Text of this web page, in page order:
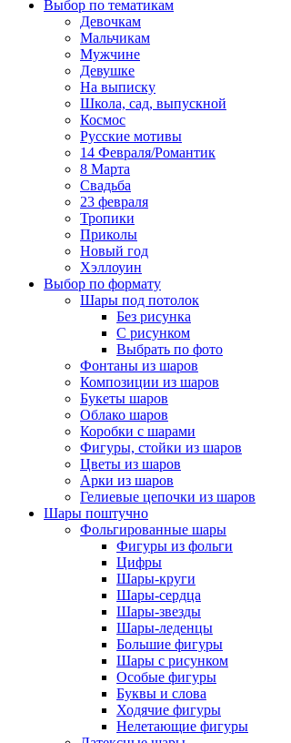
Выбор по тематикам
Девочкам
Мальчикам
Мужчине
Девушке
На выписку
Школа, сад, выпускной
Космос
Русские мотивы
14 Февраля/Романтик
8 Марта
Свадьба
23 февраля
Тропики
Приколы
Новый год
Хэллоуин
Выбор по формату
Шары под потолок
Без рисунка
С рисунком
Выбрать по фото
Фонтаны из шаров
Композиции из шаров
Букеты шаров
Облако шаров
Коробки с шарами
Фигуры, стойки из шаров
Цветы из шаров
Арки из шаров
Гелиевые цепочки из шаров
Шары поштучно
Фольгированные шары
Фигуры из фольги
Цифры
Шары-круги
Шары-сердца
Шары-звезды
Шары-леденцы
Большие фигуры
Шары с рисунком
Особые фигуры
Буквы и слова
Ходячие фигуры
Нелетающие фигуры